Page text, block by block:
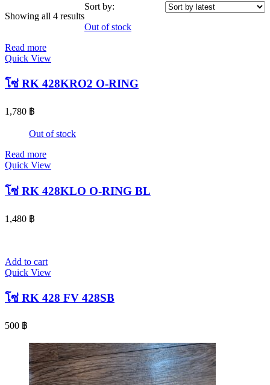
Showing all 4 results
Sort by:
Out of stock
Read more
Quick View
โซ่ RK 428KRO2 O-RING
1,780 ฿
Out of stock
Read more
Quick View
โซ่ RK 428KLO O-RING BL
1,480 ฿
Add to cart
Quick View
โซ่ RK 428 FV 428SB
500 ฿